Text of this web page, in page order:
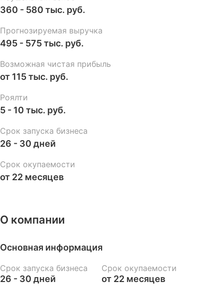
360 - 580 тыс. руб.
Прогнозируемая выручка
495 - 575 тыс. руб.
Возможная чистая прибыль
от 115 тыс. руб.
Роялти
5 - 10 тыс. руб.
Срок запуска бизнеса
26 - 30 дней
Срок окупаемости
от 22 месяцев
О компании
Основная информация
Срок запуска бизнеса
26 - 30 дней
Срок окупаемости
от 22 месяцев